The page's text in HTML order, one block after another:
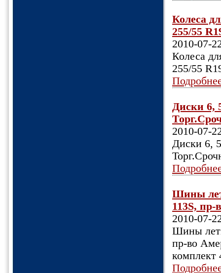
Колеса
255/55
2010-07-
Колеса
255/55
Диски 6,
2010-07-
Диски 6,
Шины
113S,
2010-07-
Шины
пр-во
комплект